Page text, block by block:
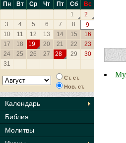
Пн Вт Ср Чт Пт Сб
Вс
1
2
3
4 5 6 7 8
9
10
11 12 13 14 15
16
17
18 19 20 21 22
23
24
25 26 27 28 29
30
31
Ст. ст.
Нов. ст.
Календарь
Библия
Молитвы